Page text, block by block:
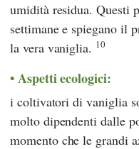
umidità residua. Questi
settimane e spiegano il
la vera vaniglia. 10
Aspetti ecologici:
i coltivatori di vaniglia
molto dipendenti dalle
momento che le grandi